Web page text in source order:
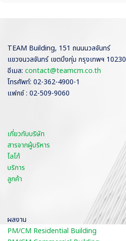
TEAM Building, 151 ถนนนวลจันทร์
แขวงนวลจันทร์ เขตบึงกุ่ม กรุงเทพฯ 10230
อีเมล: contact@teamcm.co.th
โทรศัพท์: 02-362-4900-1
แฟกซ์ : 02-509-9060
เกี่ยวกับบริษัท
สารจากผู้บริหาร
โลโก้
บริการ
ลูกค้า
ผลงาน
PM/CM Residential Building